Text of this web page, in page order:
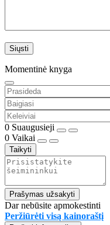
Momentinė knyga
0 Suaugusieji
0 Vaikai
Taikyti
Prašymas užsakyti
Dar nebūsite apmokestinti
Peržiūrėti visą kainoraštį